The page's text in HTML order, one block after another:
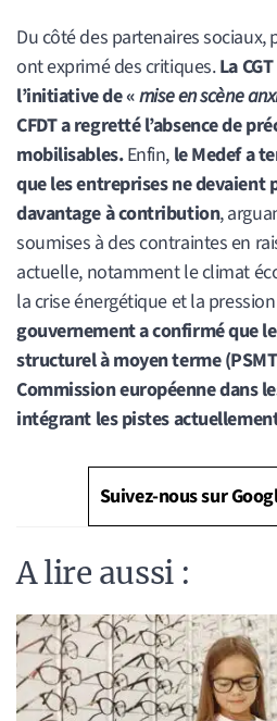
Du côté des partenaires
ont exprimé des critiques.La
l’initiative de «mise en scène
CFDT a regretté l’absence de
mobilisables.Enfin, le Medef a
que les entreprises ne devaient
davantage à contribution,
soumises à des contraintes en
actuelle, notamment le climat
la crise énergétique et la
gouvernement a confirmé que
structurel à moyen terme
Commission européenne dans
intégrant les pistes
Suivez-nous sur
A lire aussi :